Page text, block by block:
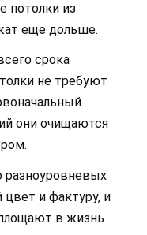
потолки из
еще дольше.
срока
не требуют
они очищаются
и фактуру, и
в жизнь